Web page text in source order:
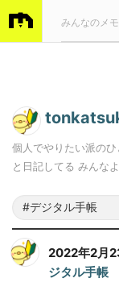
みんなのメモ
個人でやりたい派の
と日記してる みんな
2022年2月
ジタル手帳